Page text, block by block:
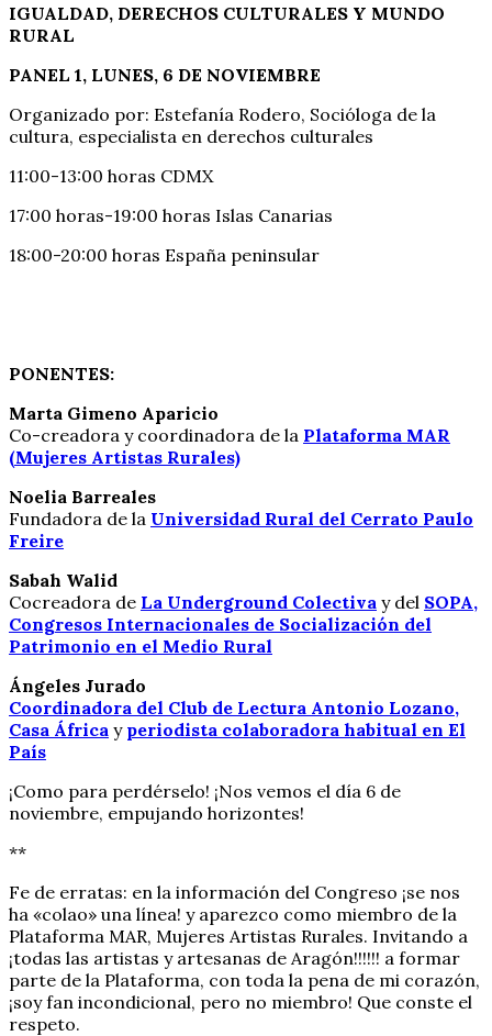
IGUALDAD, DERECHOS CULTURALES Y MUNDO
RURAL
PANEL 1, LUNES, 6 DE NOVIEMBRE
Organizado por: Estefanía Rodero, Socióloga de la
cultura, especialista en derechos culturales
11:00-13:00 horas CDMX
17:00 horas-19:00 horas Islas Canarias
18:00-20:00 horas España peninsular
PONENTES:
Marta Gimeno Aparicio
Co-creadora y coordinadora de la Plataforma MAR
(Mujeres Artistas Rurales)
Noelia Barreales
Fundadora de la Universidad Rural del Cerrato Paulo
Freire
Sabah Walid
Cocreadora de La Underground Colectiva y del SOPA,
Congresos Internacionales de Socialización del
Patrimonio en el Medio Rural
Ángeles Jurado
Coordinadora del Club de Lectura Antonio Lozano,
Casa África y periodista colaboradora habitual en El
País
¡Como para perdérselo! ¡Nos vemos el día 6 de
noviembre, empujando horizontes!
**
Fe de erratas: en la información del Congreso ¡se nos
ha «colao» una línea! y aparezco como miembro de la
Plataforma MAR, Mujeres Artistas Rurales. Invitando a
¡todas las artistas y artesanas de Aragón!!!!!! a formar
parte de la Plataforma, con toda la pena de mi corazón,
¡soy fan incondicional, pero no miembro! Que conste el
respeto.